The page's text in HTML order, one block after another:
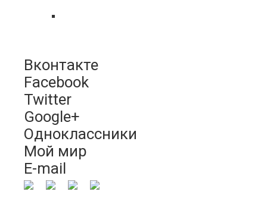
Вконтакте
Facebook
Twitter
Google+
Одноклассники
Мой мир
E-mail